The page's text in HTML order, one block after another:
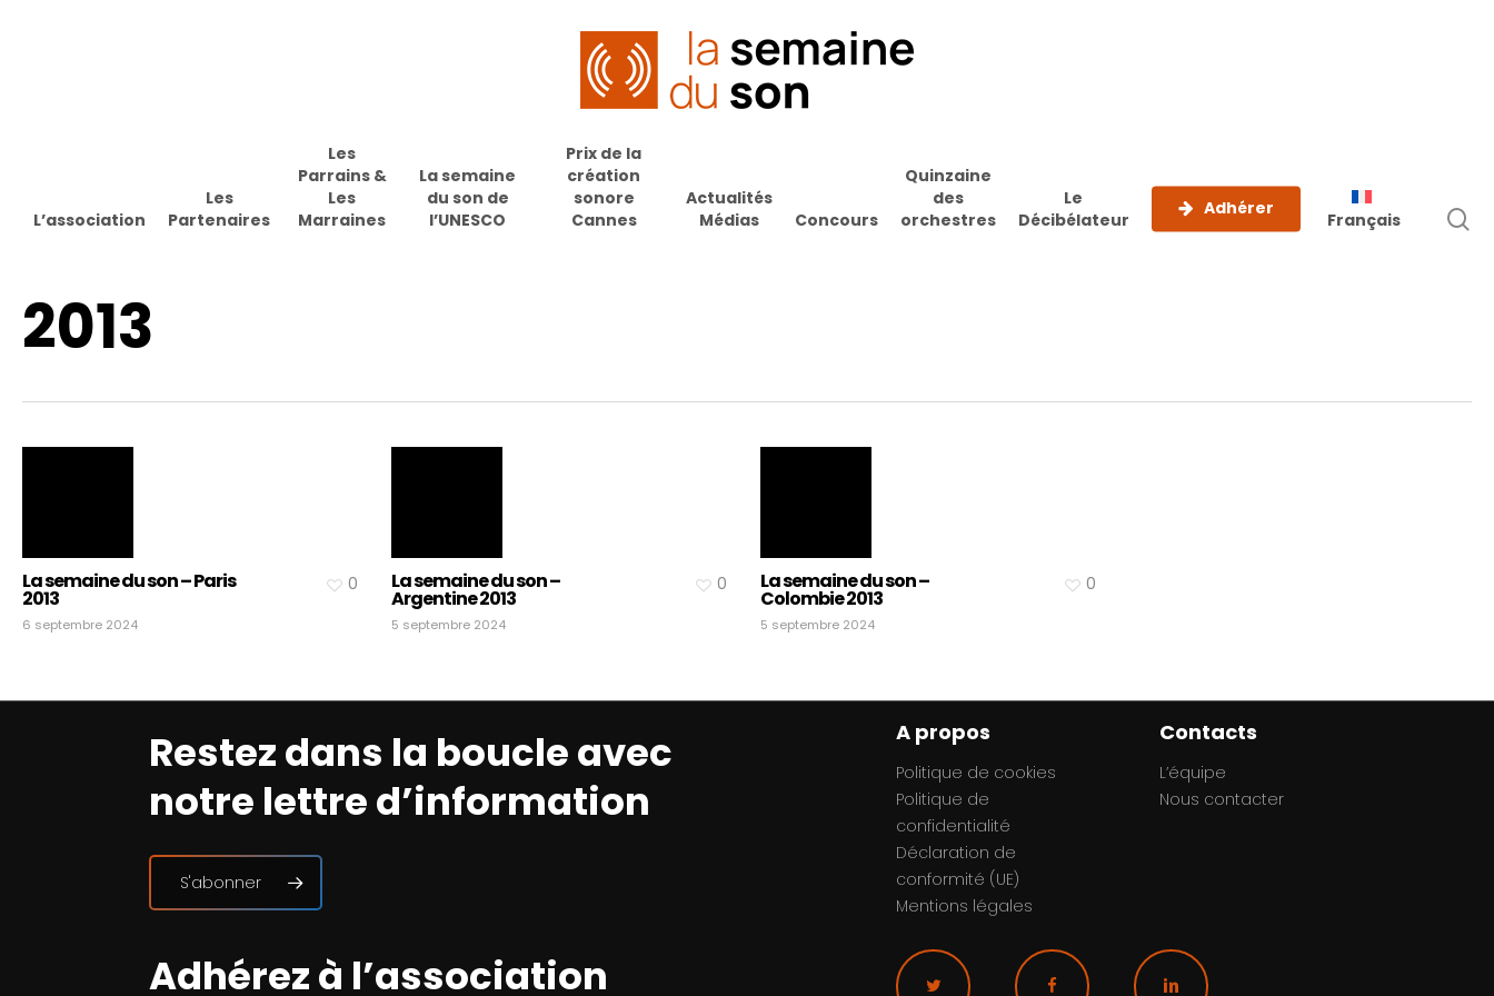
L’association
Les
Partenaires
Les
Parrains &
Les
Marraines
La semaine
du son de
l’UNESCO
Prix de la
création
sonore
Cannes
Actualités
Médias
Concours
Quinzaine
des
orchestres
Le
Décibélateur
Adhérer
Français
2013
La semaine du son – Paris
2013
6 septembre 2024
0 La semaine du son –
Argentine 2013
5 septembre 2024
0 La semaine du son –
Colombie 2013
5 septembre 2024
0
Restez dans la boucle avec
notre lettre d’information
S'abonner
Adhérez à l’association
A propos
Politique de cookies
Politique de
confidentialité
Déclaration de
conformité (UE)
Mentions légales
Contacts
L’équipe
Nous contacter